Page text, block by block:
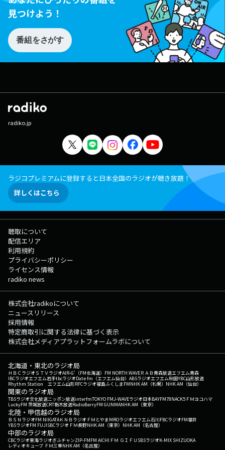
見つけよう！
番組をさがす
radiko.jp
ラジコプレミアムに登録すると日本全国のラジオが聴き放題！
詳しくはこちら
聴取について
配信エリア
利用規約
プライバシーポリシー
ライセンス情報
radiko news
株式会社radikoについて
ニュースリリース
採用情報
特定商取引に関する法律に基づく表示
株式会社メディアプラットフォームラボについて
北海道・東北のラジオ局
ＨＢＣラジオＳＴＶラジオAIR-G'（FM北海道） FM NORTH WAVEＲＡＢ青森放送エフエム青森
IBCラジオエフエム岩手tbcラジオDate fm（エフエム仙台） ABSラジオエフエム秋田YBC山形放送
Rhythm Station エフエム山形RFCラジオ福島ふくしまFMNHK AM（札幌） NHK AM（仙台）
関東のラジオ局
TBSラジオ文化放送ニッポン放送interfmTOKYO FMJ-WAVEラジオ日本BAYFM78NACK5 ＦＭヨコハマ
LuckyFM 茨城放送CRT栃木放送RadioBerryFM GUNMANHK AM（東京）
北陸・甲信越のラジオ局
ＢＳＮラジオFM NIIGATAＫＮＢラジオ ＦＭとやまMROラジオエフエム石川FBCラジオFM福井
YBSラジオFM FUJISBCラジオ ＦＭ長野NHK AM（東京） NHK AM（名古屋）
中部のラジオ局
CBCラジオ東海ラジオぎふチャンZIP-FMFM AICHI ＦＭ ＧＩＦＵ SBSラジオK-MIX SHIZUOKA
レディオキューブ ＦＭ三重NHK AM（名古屋）